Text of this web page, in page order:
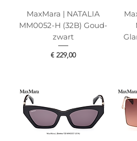
MaxMara | NATALIA
MM0052-H (32B) Goud-
zwart
Prijs
€ 229,00